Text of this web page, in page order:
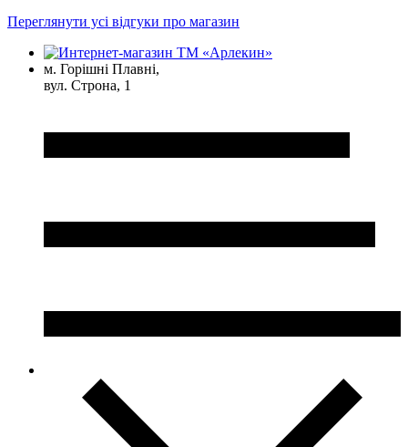
Переглянути усі відгуки про магазин
м. Горішні Плавні,
вул. Строна, 1